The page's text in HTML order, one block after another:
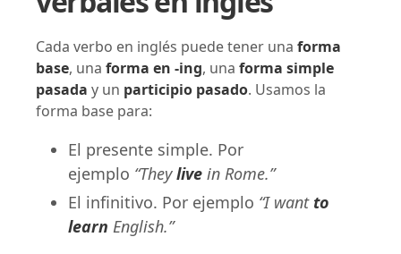
Cada verbo en inglés puede tener una forma
base, una forma en -ing, una forma simple
pasada y un participio pasado. Usamos la
forma base para:
El presente simple. Por
ejemplo “Theylive in Rome.”
El infinitivo. Por ejemplo “I want to
learn English.”